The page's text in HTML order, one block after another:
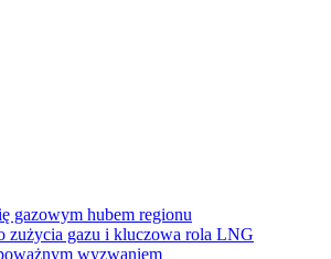
gazowym hubem regionu
zużycia gazu i kluczowa rola LNG
wyzwaniem